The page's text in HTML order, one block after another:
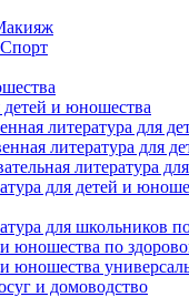
и юношества
литература для
литература для
литература
для детей и
для школьников
юношества по
юношества
и домоводство